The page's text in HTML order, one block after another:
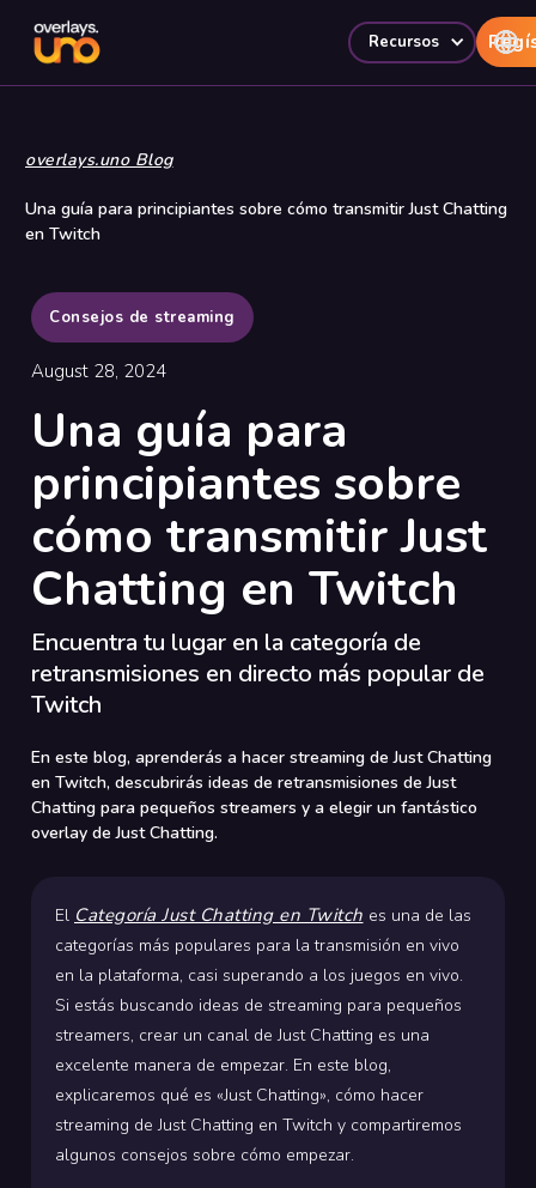
Recursos
overlays.uno Blog
Una guía para principiantes sobre cómo transmitir Just Chatting
en Twitch
Consejos de streaming
August 28, 2024
Una guía para
principiantes sobre
cómo transmitir Just
Chatting en Twitch
Encuentra tu lugar en la categoría de
retransmisiones en directo más popular de
Twitch
En este blog, aprenderás a hacer streaming de Just Chatting
en Twitch, descubrirás ideas de retransmisiones de Just
Chatting para pequeños streamers y a elegir un fantástico
overlay de Just Chatting.
El Categoría Just Chatting en Twitch es una de las
categorías más populares para la transmisión en vivo
en la plataforma, casi superando a los juegos en vivo.
Si estás buscando ideas de streaming para pequeños
streamers, crear un canal de Just Chatting es una
excelente manera de empezar. En este blog,
explicaremos qué es «Just Chatting», cómo hacer
streaming de Just Chatting en Twitch y compartiremos
algunos consejos sobre cómo empezar.